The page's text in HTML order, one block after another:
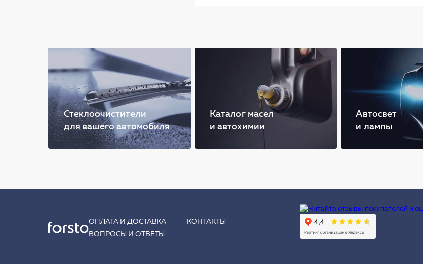
Стеклоочистители
для вашего автомобиля
Каталог масел
и автохимии
Автосвет
и лампы
ОПЛАТА И ДОСТАВКА
КОНТАКТЫ
ВОПРОСЫ И ОТВЕТЫ